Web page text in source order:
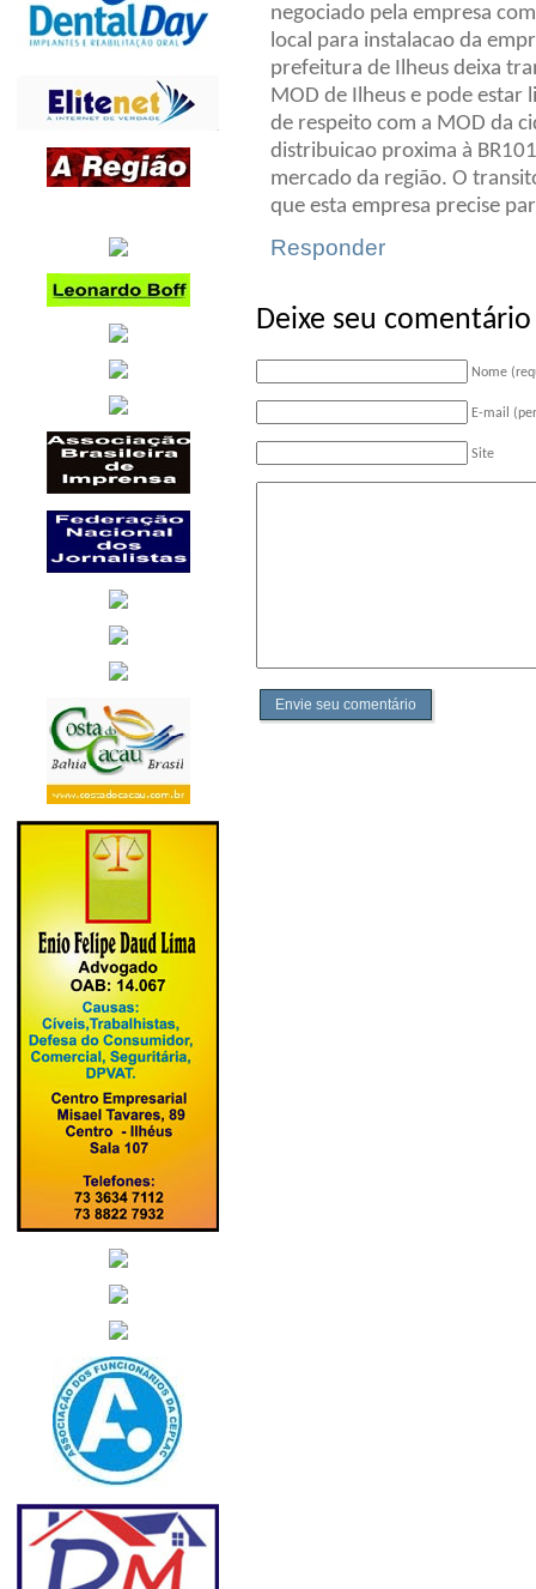
negociado pela empresa
local para instalacao da
prefeitura de Ilheus deixa
MOD de Ilheus e pode estar
de respeito com a MOD da
distribuicao proxima à
mercado da região. O
que esta empresa precise
Responder
Deixe seu comentário
Nome
E-mail
Site
Envie seu comentário